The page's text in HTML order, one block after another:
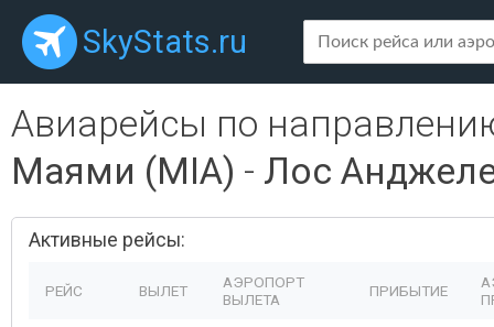
SkyStats.ru
Авиарейсы по
Маями (MIA) - Лос
Активные рейсы:
РЕЙС ВЫЛЕТ
АЭРОПОРТ
ВЫЛЕТА
ПРИБЫТИЕ